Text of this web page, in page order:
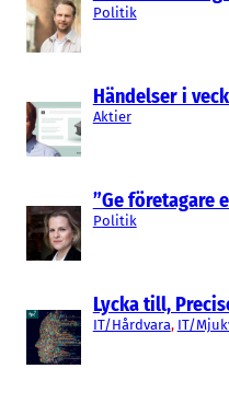
Politik
Händelser i
Aktier
”Ge företagare
Politik
Lycka till,
IT/Hårdvara, IT/